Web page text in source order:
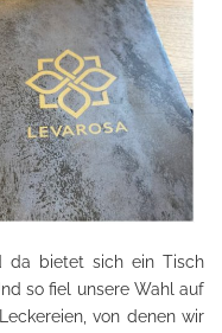
da bietet sich ein Tisch
so fiel unsere Wahl auf
von denen wir